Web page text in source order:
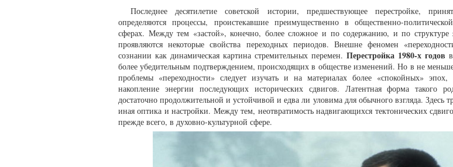
Последнее десятилетие советской истории, предшествующее перестройке,
определяются процессы, проистекавшие преимущественно в общественно-
сферах. Между тем «застой», конечно, более сложное и по содержанию, и по структуре
проявляются некоторые свойства переходных периодов. Внешне феномен
сознании как динамическая картина стремительных перемен. Перестройка 1980-х годов
более убедительным подтверждением, происходящих в обществе изменений. Но в не
проблемы «переходности» следует изучать и на материалах более «спокойных» эпох,
накопление энергии последующих исторических сдвигов. Латентная форма такого
достаточно продолжительной и устойчивой и едва ли уловима для обычного взгляда. Здесь
иная оптика и настройки. Между тем, неотвратимость надвигающихся тектонических
прежде всего, в духовно-культурной сфере.